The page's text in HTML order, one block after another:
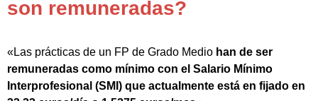
son remuneradas?
«Las prácticas de un FP de Grado Medio han de ser
remuneradas como mínimo con el Salario Mínimo
Interprofesional (SMI) que actualmente está en fijado en